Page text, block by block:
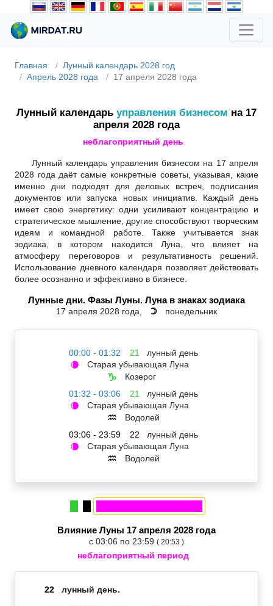
Главная
Лунный календарь 2028 год
Апрель 2028 года
17 апреля 2028 года
Лунный календарь управления бизнесом на 17
апреля 2028 года
неблагоприятный день
Лунный календарь управления бизнесом на 17 апреля
2028 года даёт самые конкретные советы, указывая, какие
именно дни подходят для деловых встреч, подписания
документов или запуска новых инициатив. Каждый день
имеет свою энергетику: одни усиливают концентрацию и
стратегическое мышление, другие способствуют творческим
идеям и командной работе. Также учитывается знак
зодиака, в котором находится Луна, что влияет на
атмосферу переговоров и результативность решений.
Использование дневного календаря позволяет действовать
более осознанно и эффективно в бизнесе.
Лунные дни. Фазы Луны. Луна в знаках зодиака
17 апреля 2028 года, ☽ понедельник
00:00 - 01:32 21 лунный день
🌘 Старая убывающая Луна
♑
Козерог
01:32 - 03:06
21 лунный день
🌘 Старая убывающая Луна
♒
Водолей
03:06 - 23:59
22 лунный день
🌘 Старая убывающая Луна
♒ Водолей
Влияние Луны 17 апреля 2028 года
с 03:06 по 23:59 ( 20:53 )
неблагоприятный период
22 лунный день.